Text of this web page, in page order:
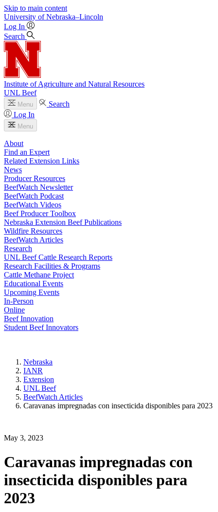
Skip to main content
University of Nebraska–Lincoln
Log In
Search
Institute of Agriculture and Natural Resources
UNL Beef
Menu
Search
Log In
Menu
About
Find an Expert
Related Extension Links
News
Producer Resources
BeefWatch Newsletter
BeefWatch Podcast
BeefWatch Videos
Beef Producer Toolbox
Nebraska Extension Beef Publications
Wildfire Resources
BeefWatch Articles
Research
UNL Beef Cattle Research Reports
Research Facilities & Programs
Cattle Methane Project
Educational Events
Upcoming Events
In-Person
Online
Beef Innovation
Student Beef Innovators
Nebraska
IANR
Extension
UNL Beef
BeefWatch Articles
Caravanas impregnadas con insecticida disponibles para 2023
May 3, 2023
Caravanas impregnadas con
insecticida disponibles para
2023